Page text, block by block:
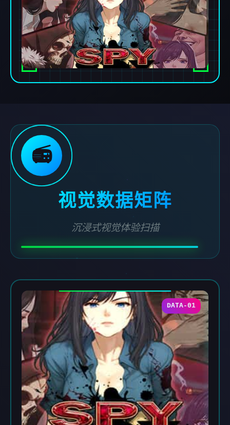
📻
视觉数据矩阵
沉浸式视觉体验扫描
DATA-01